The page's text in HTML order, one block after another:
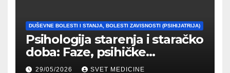
DUŠEVNE BOLESTI I STANJA, BOLESTI ZAVISNOSTI (PSIHIJATRIJA)
Psihologija starenja i staračko
doba: Faze, psihičke
promene i tipovi
29/05/2026 SVET MEDICINE